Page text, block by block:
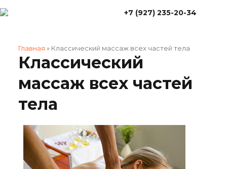
+7 (927) 235-20-34
Главная » Классический массаж всех частей тела
Классический
массаж всех частей
тела